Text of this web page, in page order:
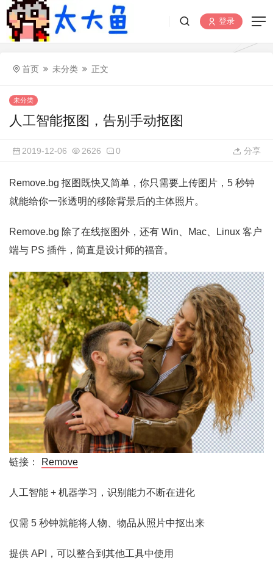
登录
首页 未分类 正文
未分类
人工智能抠图，告别手动抠图
2019-12-06 2626 0 分享
Remove.bg 抠图既快又简单，你只需要上传图片，5 秒钟
就能给你一张透明的移除背景后的主体照片。
Remove.bg 除了在线抠图外，还有 Win、Mac、Linux 客户
端与 PS 插件，简直是设计师的福音。
链接： Remove
人工智能 + 机器学习，识别能力不断在进化
仅需 5 秒钟就能将人物、物品从照片中抠出来
提供 API，可以整合到其他工具中使用